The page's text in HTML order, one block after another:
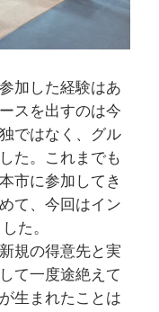
加した経験はあ
スを出すのは今
ではなく、グル
た。これまでも
市に参加してき
て、今回はイン
た。
規の得意先と実
て一度途絶えて
生まれたことは